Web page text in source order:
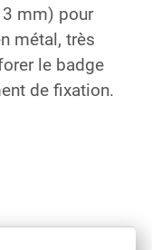
mm) pour
métal, très
le badge
de fixation.